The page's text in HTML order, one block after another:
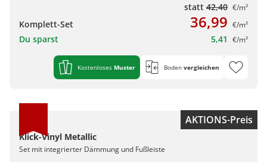
statt 42,40 €/m²
Komplett-Set 36,99 €/m²
Du sparst 5,41 €/m²
Kostenloses Muster Boden vergleichen
AKTIONS-Preis
Klick-Vinyl Metallic
Set mit integrierter Dämmung und Fußleiste